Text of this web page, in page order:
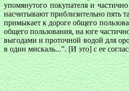
упомянутого покупателя и
насчитывают приблизительно пять
примыкает к дороге общего
общего пользования, на юге
выгодами и проточной водой для
в один мискаль...”. [И это] с ее